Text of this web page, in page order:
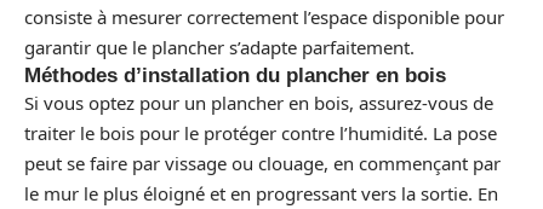
consiste à mesurer correctement l’espace disponible pour
garantir que le plancher s’adapte parfaitement.
Méthodes d’installation du plancher en bois
Si vous optez pour un plancher en bois, assurez-vous de
traiter le bois pour le protéger contre l’humidité. La pose
peut se faire par vissage ou clouage, en commençant par
le mur le plus éloigné et en progressant vers la sortie. En